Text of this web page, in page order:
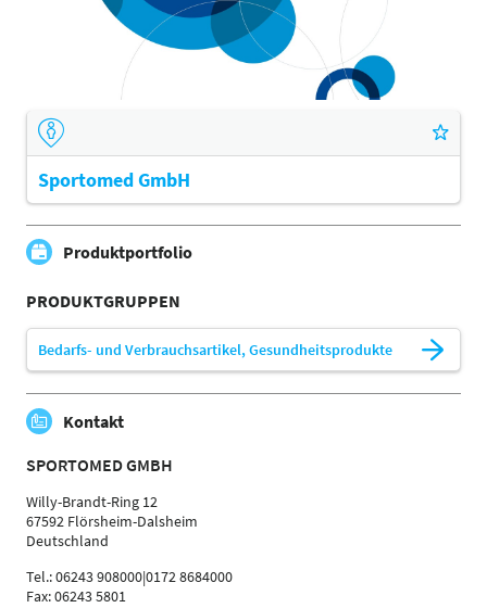
Sportomed GmbH
Produktportfolio
PRODUKTGRUPPEN
Bedarfs- und Verbrauchsartikel, Gesundheitsprodukte
Kontakt
SPORTOMED GMBH
Willy-Brandt-Ring 12
67592 Flörsheim-Dalsheim
Deutschland
Tel.: 06243 908000|0172 8684000
Fax: 06243 5801